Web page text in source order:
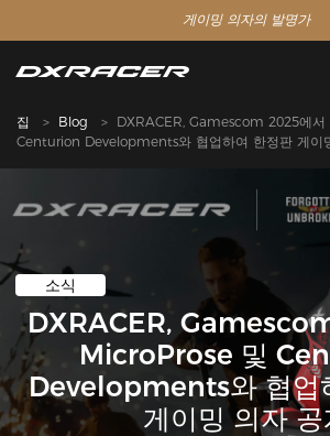
게이밍 의자의 발명가
집 Blog
DXRACER, Gamescom 2025에서
Centurion Developments와 협업하여 한정판 게이
소식
DXRACER,
MicroProse 및
Developments와 협업
게이밍 의자 공